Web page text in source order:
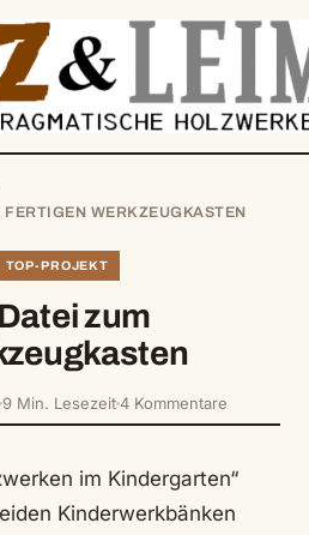
WERKZEUGKASTEN
TOP-PROJEKT
zum
9 Min. Lesezeit4 Kommentare
im Kindergarten“
Kinderwerkbänken